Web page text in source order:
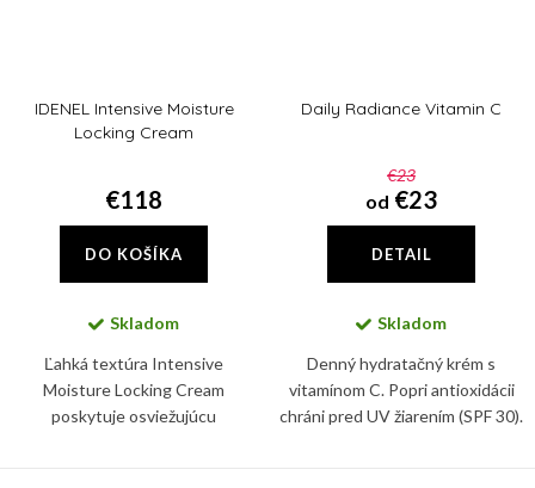
IDENEL Intensive Moisture
Locking Cream
€118
DO KOŠÍKA
Skladom
Ľahká textúra Intensive
Moisture Locking Cream
poskytuje osviežujúcu
Daily Radiance Vitamin C
€23
od €23
DETAIL
Skladom
Denný hydratačný krém s
vitamínom C. Popri antioxidácii
chráni pred UV žiarením (SPF 30).